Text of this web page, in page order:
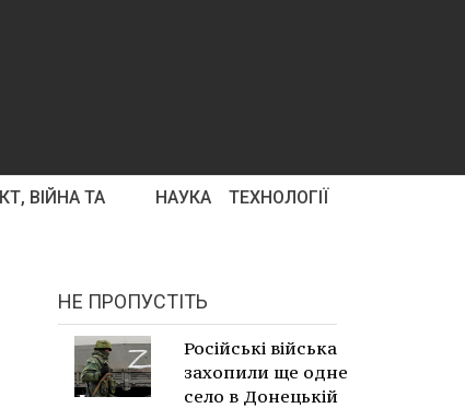
ВІЙНА ТА
НАУКА ТЕХНОЛОГІЇ
НЕ ПРОПУСТІТЬ
Російські війська
захопили ще одне
село в Донецькій